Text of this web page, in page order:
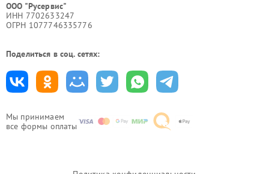
Мы принимаем
все формы оплаты
ООО "Русервис"
ИНН 7702633247
ОГРН 1077746335776
Поделиться в соц. сетях: